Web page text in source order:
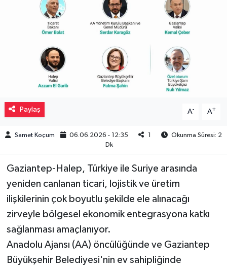
Paylaş A- A+
Samet Koçum 06.06.2026 - 12:35 1
Okunma Süresi: 2
Dk
Gaziantep-Halep, Türkiye ile Suriye arasında
yeniden canlanan ticari, lojistik ve üretim
ilişkilerinin çok boyutlu şekilde ele alınacağı
zirveyle bölgesel ekonomik entegrasyona katkı
sağlanması amaçlanıyor.
Anadolu Ajansı (AA) öncülüğünde ve Gaziantep
Büyükşehir Belediyesi'nin ev sahipliğinde
Müzik
Piyasa
Resmi İlanlar
Sağlık
Sinemalar
Siyaset
Spor
Türkiye
Video Haber